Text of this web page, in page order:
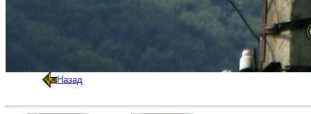
Назад